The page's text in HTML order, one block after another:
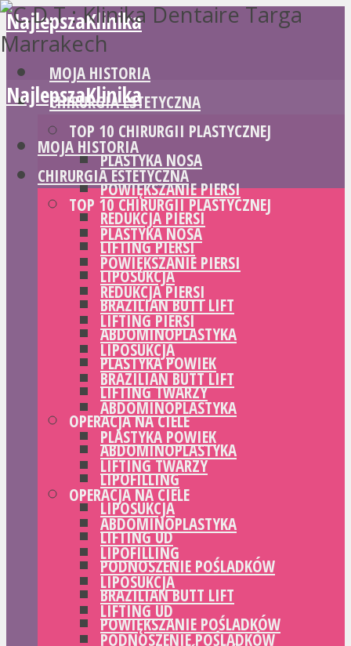
NajlepszaKlinika
MOJA HISTORIA
CHIRURGIA ESTETYCZNA
TOP 10 CHIRURGII PLASTYCZNEJ
PLASTYKA NOSA
POWIĘKSZANIE PIERSI
REDUKCJA PIERSI
LIFTING PIERSI
LIPOSUKCJA
BRAZILIAN BUTT LIFT
ABDOMINOPLASTYKA
PLASTYKA POWIEK
LIFTING TWARZY
OPERACJA NA CIELE
ABDOMINOPLASTYKA
LIPOFILLING
LIPOSUKCJA
LIFTING UD
PODNOSZENIE POŚLADKÓW
BRAZILIAN BUTT LIFT
POWIĘKSZANIE POŚLADKÓW
NajlepszaKlinika
MOJA HISTORIA
CHIRURGIA ESTETYCZNA
TOP 10 CHIRURGII PLASTYCZNEJ
PLASTYKA NOSA
POWIĘKSZANIE PIERSI
REDUKCJA PIERSI
LIFTING PIERSI
LIPOSUKCJA
BRAZILIAN BUTT LIFT
ABDOMINOPLASTYKA
PLASTYKA POWIEK
LIFTING TWARZY
OPERACJA NA CIELE
ABDOMINOPLASTYKA
LIPOFILLING
LIPOSUKCJA
LIFTING UD
PODNOSZENIE POŚLADKÓW